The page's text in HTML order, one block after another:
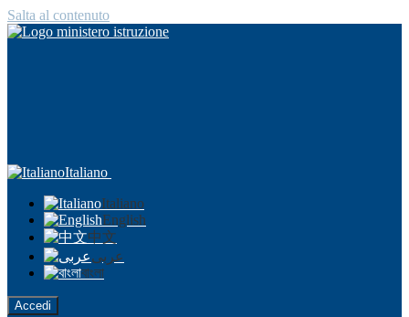
Salta al contenuto
Italiano
Italiano
English
中文
عربى
বাংলা
Accedi